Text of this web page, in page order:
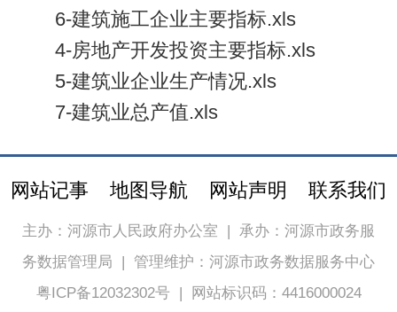
6-建筑施工企业主要指标.xls
4-房地产开发投资主要指标.xls
5-建筑业企业生产情况.xls
7-建筑业总产值.xls
网站记事 地图导航 网站声明 联系我们
主办：河源市人民政府办公室 | 承办：河源市政务服
务数据管理局 | 管理维护：河源市政务数据服务中心
粤ICP备12032302号| 网站标识码：4416000024